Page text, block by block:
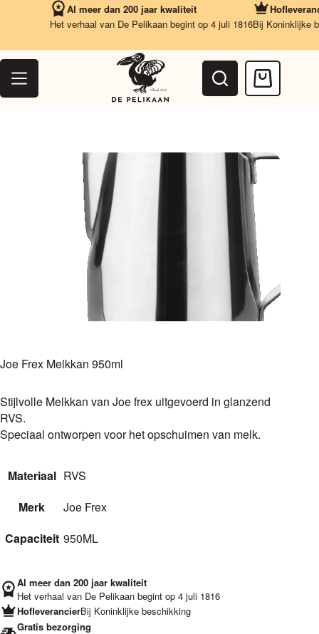
inhoud
Al meer dan 200 jaar kwaliteit
Het verhaal van De Pelikaan begint op 4 juli 1816Bij Koninklijke
Joe Frex Melkkan 950ml
Stijlvolle Melkkan van Joe frex uitgevoerd in glanzend
RVS.
Speciaal ontworpen voor het opschuimen van melk.
Materiaal RVS
Merk
Joe Frex
Capaciteit 950ML
Al meer dan 200 jaar kwaliteit
Het verhaal van De Pelikaan begint op 4 juli 1816
HofleverancierBij Koninklijke beschikking
Gratis bezorging